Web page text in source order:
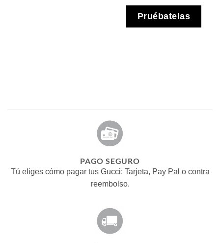
Pruébatelas
PAGO SEGURO
Tú eliges cómo pagar tus Gucci: Tarjeta, Pay Pal o contra
reembolso.